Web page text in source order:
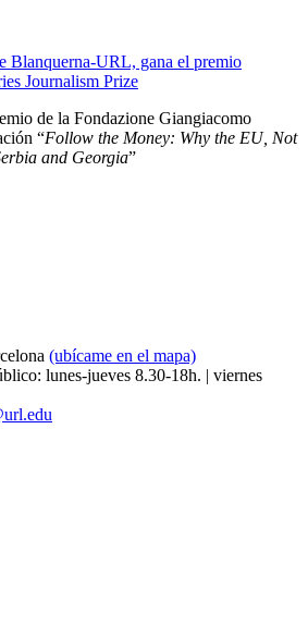
Blanquerna-URL, gana el premio
Journalism Prize
de la Fondazione Giangiacomo
“Follow the Money: Why the EU, Not
and Georgia”
(ubícame en el mapa)
lunes-jueves 8.30-18h. | viernes